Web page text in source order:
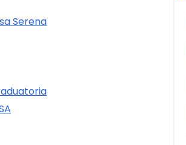
Serena